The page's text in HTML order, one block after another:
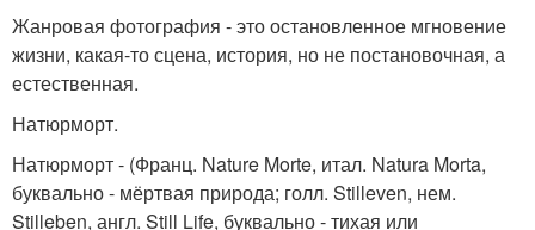
Жанровая фотография - это остановленное мгновение
жизни, какая-то сцена, история, но не постановочная, а
естественная.
Натюрморт.
Натюрморт - (Франц. Nature Morte, итал. Natura Morta,
буквально - мёртвая природа; голл. Stilleven, нем.
Stilleben, англ. Still Life, буквально - тихая или